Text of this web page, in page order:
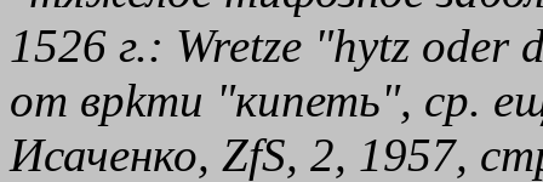
1526 г.: Wretze "hytz oder
от врkти "кипеть", ср.
Исаченко, ZfS, 2, 1957,